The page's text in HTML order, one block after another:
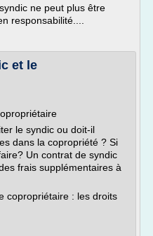
ne peut plus être
responsabilité....
et le
le syndic ou doit-il
dans la copropriété ? Si
Un contrat de syndic
frais supplémentaires à
copropriétaire : les droits